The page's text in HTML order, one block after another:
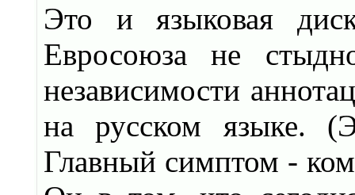
Это и языковая
Евросоюза не
независимости
на русском языке.
Главный симптом -